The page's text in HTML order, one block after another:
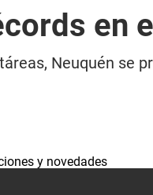
en
Neuquén se